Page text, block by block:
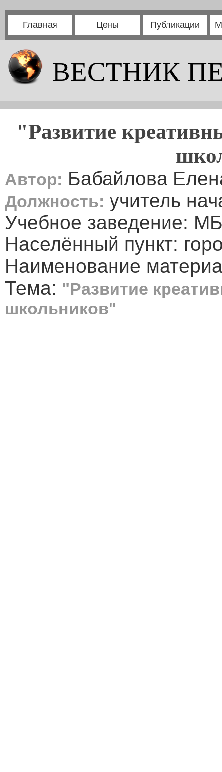
Главная Цены Публикации
ВЕСТНИК
"Развитие
Автор: Бабайлова
Должность: учитель
Учебное заведение:
Населённый пункт:
Наименование
Тема: "Развитие
школьников"